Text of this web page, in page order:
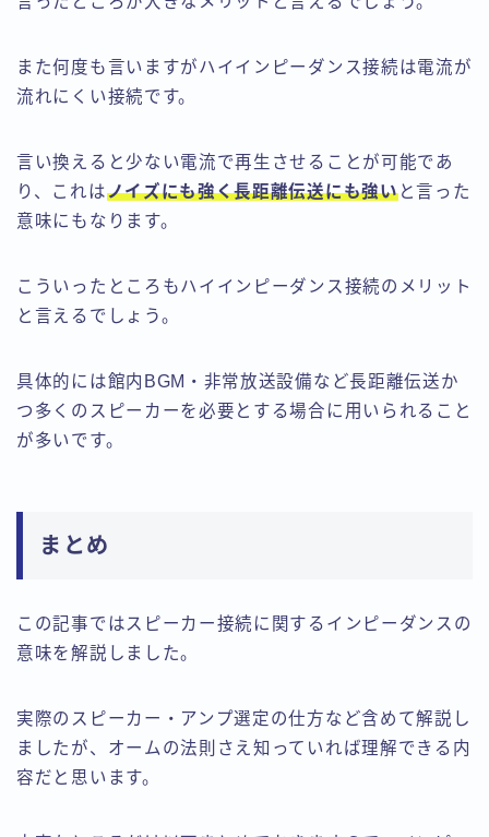
また何度も言いますがハイインピーダンス接続は電流が
流れにくい接続です。
言い換えると少ない電流で再生させることが可能であ
り、これはノイズにも強く長距離伝送にも強いと言った
意味にもなります。
こういったところもハイインピーダンス接続のメリット
と言えるでしょう。
具体的には館内BGM・非常放送設備など長距離伝送か
つ多くのスピーカーを必要とする場合に用いられること
が多いです。
まとめ
この記事ではスピーカー接続に関するインピーダンスの
意味を解説しました。
実際のスピーカー・アンプ選定の仕方など含めて解説し
ましたが、オームの法則さえ知っていれば理解できる内
容だと思います。